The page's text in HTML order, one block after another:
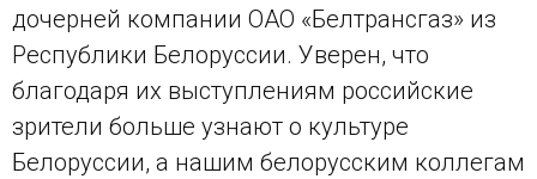
дочерней компании ОАО «Белтрансгаз» из
Республики Белоруссии. Уверен, что
благодаря их выступлениям российские
зрители больше узнают о культуре
Белоруссии, а нашим белорусским коллегам